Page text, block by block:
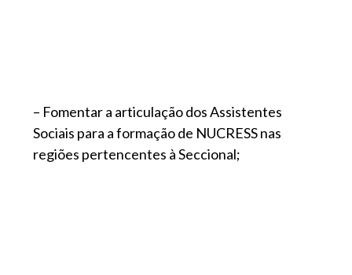
– Fomentar a articulação dos Assistentes
Sociais para a formação de NUCRESS nas
regiões pertencentes à Seccional;